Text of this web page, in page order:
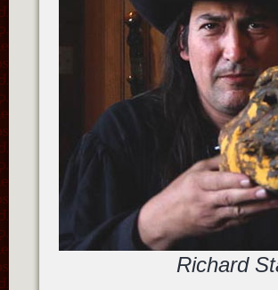
Richard